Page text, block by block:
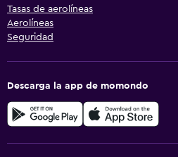
Tasas de aerolíneas
Aerolíneas
Seguridad
Descarga la app de momondo